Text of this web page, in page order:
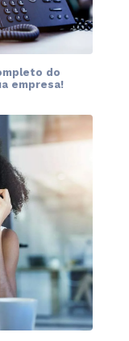
do
empresa!